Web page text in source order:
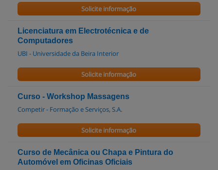
Solicite informação
Licenciatura em Electrotécnica e de
Computadores
UBI - Universidade da Beira Interior
Solicite informação
Curso - Workshop Massagens
Competir - Formação e Serviços, S.A.
Solicite informação
Curso de Mecânica ou Chapa e Pintura do
Automóvel em Oficinas Oficiais